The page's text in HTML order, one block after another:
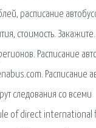
расписание
стоимость.
Расписание
Расписание
следования со всеми
of direct international